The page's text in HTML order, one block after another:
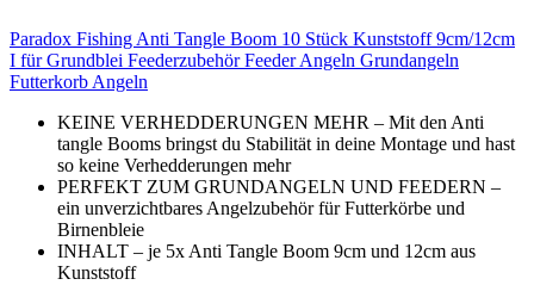
Paradox Fishing Anti Tangle Boom 10 Stück Kunststoff 9cm/12cm
I für Grundblei Feederzubehör Feeder Angeln Grundangeln
Futterkorb Angeln
KEINE VERHEDDERUNGEN MEHR – Mit den Anti
tangle Booms bringst du Stabilität in deine Montage und hast
so keine Verhedderungen mehr
PERFEKT ZUM GRUNDANGELN UND FEEDERN –
ein unverzichtbares Angelzubehör für Futterkörbe und
Birnenbleie
INHALT – je 5x Anti Tangle Boom 9cm und 12cm aus
Kunststoff